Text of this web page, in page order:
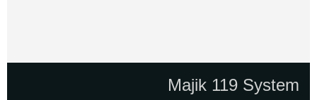
Majik 119 System